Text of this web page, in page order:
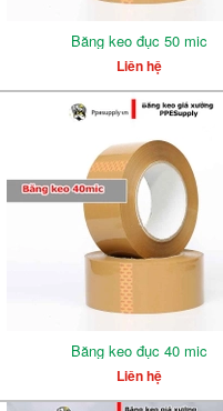
Băng keo đục 50 mic
Liên hệ
Băng keo đục 40 mic
Liên hệ